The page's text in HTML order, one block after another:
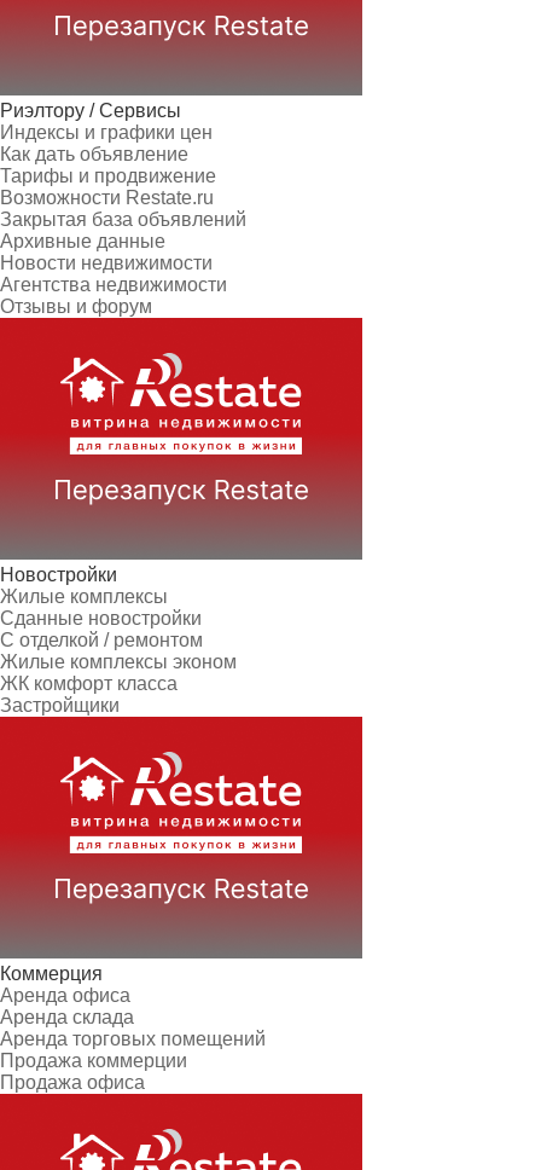
Риэлтору / Сервисы
Индексы и графики цен
Как дать объявление
Тарифы и продвижение
Возможности Restate.ru
Закрытая база объявлений
Архивные данные
Новости недвижимости
Агентства недвижимости
Отзывы и форум
Новостройки
Жилые комплексы
Сданные новостройки
С отделкой / ремонтом
Жилые комплексы эконом
ЖК комфорт класса
Застройщики
Коммерция
Аренда офиса
Аренда склада
Аренда торговых помещений
Продажа коммерции
Продажа офиса